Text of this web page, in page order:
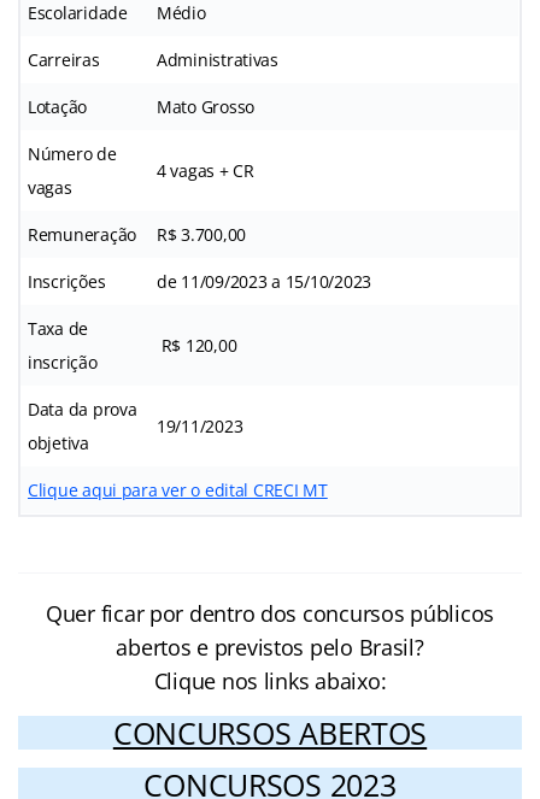
Escolaridade Médio
Carreiras Administrativas
Lotação Mato Grosso
Número de
vagas
4 vagas + CR
Remuneração R$ 3.700,00
Inscrições de 11/09/2023 a 15/10/2023
Taxa de
inscrição
R$ 120,00
Data da prova
objetiva
19/11/2023
Clique aqui para ver o edital CRECI MT
Quer ficar por dentro dos concursos públicos
abertos e previstos pelo Brasil?
Clique nos links abaixo:
CONCURSOS ABERTOS
CONCURSOS 2023